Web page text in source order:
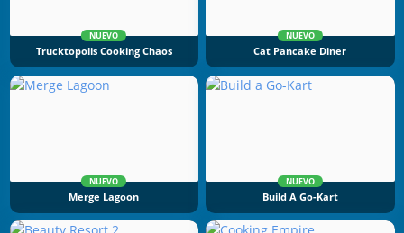
NUEVO
Trucktopolis Cooking Chaos
NUEVO
Cat Pancake Diner
NUEVO
Merge Lagoon
NUEVO
Build A Go-Kart